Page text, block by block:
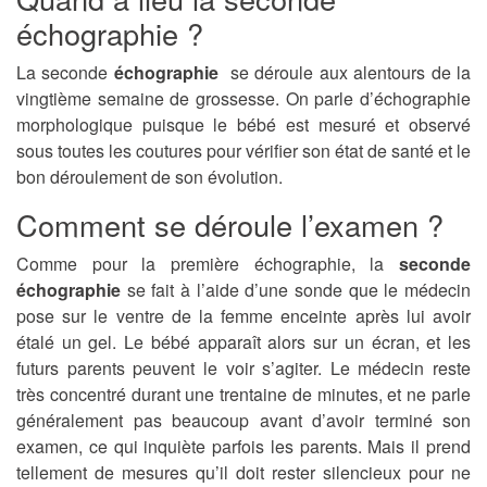
échographie ?
La seconde échographie se déroule aux alentours de la
vingtième semaine de grossesse. On parle d’échographie
morphologique puisque le bébé est mesuré et observé
sous toutes les coutures pour vérifier son état de santé et le
bon déroulement de son évolution.
Comment se déroule l’examen ?
Comme pour la première échographie, la seconde
échographie se fait à l’aide d’une sonde que le médecin
pose sur le ventre de la femme enceinte après lui avoir
étalé un gel. Le bébé apparaît alors sur un écran, et les
futurs parents peuvent le voir s’agiter. Le médecin reste
très concentré durant une trentaine de minutes, et ne parle
généralement pas beaucoup avant d’avoir terminé son
examen, ce qui inquiète parfois les parents. Mais il prend
tellement de mesures qu’il doit rester silencieux pour ne